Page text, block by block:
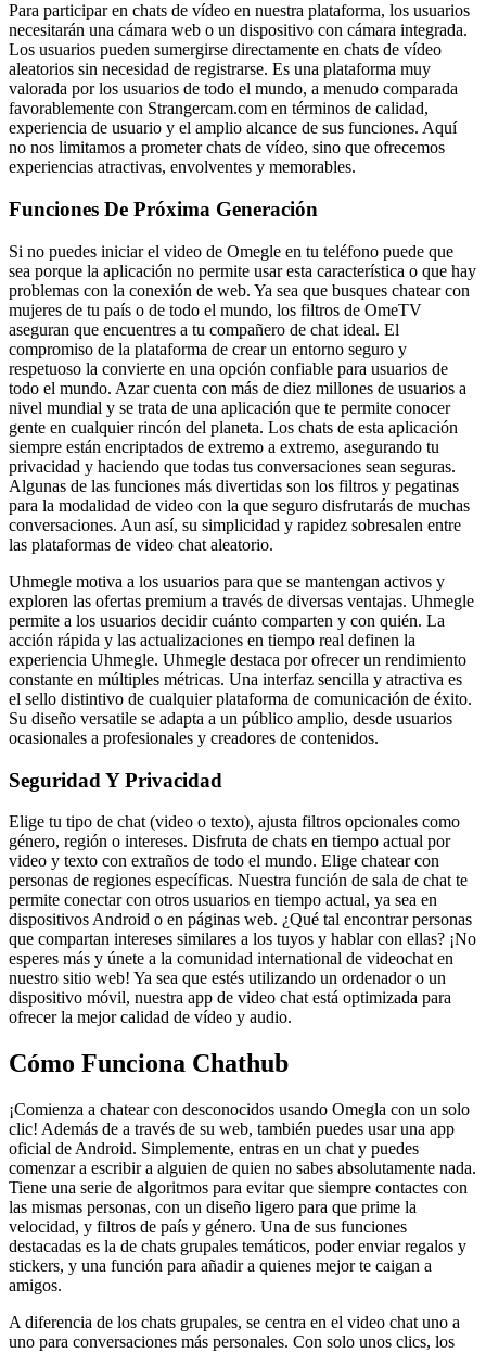
Para participar en chats de vídeo en nuestra plataforma, los usuarios
necesitarán una cámara web o un dispositivo con cámara integrada.
Los usuarios pueden sumergirse directamente en chats de vídeo
aleatorios sin necesidad de registrarse. Es una plataforma muy
valorada por los usuarios de todo el mundo, a menudo comparada
favorablemente con Strangercam.com en términos de calidad,
experiencia de usuario y el amplio alcance de sus funciones. Aquí
no nos limitamos a prometer chats de vídeo, sino que ofrecemos
experiencias atractivas, envolventes y memorables.
Funciones De Próxima Generación
Si no puedes iniciar el video de Omegle en tu teléfono puede que
sea porque la aplicación no permite usar esta característica o que hay
problemas con la conexión de web. Ya sea que busques chatear con
mujeres de tu país o de todo el mundo, los filtros de OmeTV
aseguran que encuentres a tu compañero de chat ideal. El
compromiso de la plataforma de crear un entorno seguro y
respetuoso la convierte en una opción confiable para usuarios de
todo el mundo. Azar cuenta con más de diez millones de usuarios a
nivel mundial y se trata de una aplicación que te permite conocer
gente en cualquier rincón del planeta. Los chats de esta aplicación
siempre están encriptados de extremo a extremo, asegurando tu
privacidad y haciendo que todas tus conversaciones sean seguras.
Algunas de las funciones más divertidas son los filtros y pegatinas
para la modalidad de video con la que seguro disfrutarás de muchas
conversaciones. Aun así, su simplicidad y rapidez sobresalen entre
las plataformas de video chat aleatorio.
Uhmegle motiva a los usuarios para que se mantengan activos y
exploren las ofertas premium a través de diversas ventajas. Uhmegle
permite a los usuarios decidir cuánto comparten y con quién. La
acción rápida y las actualizaciones en tiempo real definen la
experiencia Uhmegle. Uhmegle destaca por ofrecer un rendimiento
constante en múltiples métricas. Una interfaz sencilla y atractiva es
el sello distintivo de cualquier plataforma de comunicación de éxito.
Su diseño versatile se adapta a un público amplio, desde usuarios
ocasionales a profesionales y creadores de contenidos.
Seguridad Y Privacidad
Elige tu tipo de chat (video o texto), ajusta filtros opcionales como
género, región o intereses. Disfruta de chats en tiempo actual por
video y texto con extraños de todo el mundo. Elige chatear con
personas de regiones específicas. Nuestra función de sala de chat te
permite conectar con otros usuarios en tiempo actual, ya sea en
dispositivos Android o en páginas web. ¿Qué tal encontrar personas
que compartan intereses similares a los tuyos y hablar con ellas? ¡No
esperes más y únete a la comunidad international de videochat en
nuestro sitio web! Ya sea que estés utilizando un ordenador o un
dispositivo móvil, nuestra app de video chat está optimizada para
ofrecer la mejor calidad de vídeo y audio.
Cómo Funciona Chathub
¡Comienza a chatear con desconocidos usando Omegla con un solo
clic! Además de a través de su web, también puedes usar una app
oficial de Android. Simplemente, entras en un chat y puedes
comenzar a escribir a alguien de quien no sabes absolutamente nada.
Tiene una serie de algoritmos para evitar que siempre contactes con
las mismas personas, con un diseño ligero para que prime la
velocidad, y filtros de país y género. Una de sus funciones
destacadas es la de chats grupales temáticos, poder enviar regalos y
stickers, y una función para añadir a quienes mejor te caigan a
amigos.
A diferencia de los chats grupales, se centra en el video chat uno a
uno para conversaciones más personales. Con solo unos clics, los